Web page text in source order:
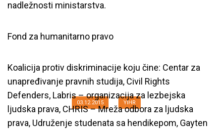
Povući diskriminatoran Nacrt
rata
03.12.2015 YIHR
nadležnosti ministarstva.
Fond za humanitarno pravo
Koalicija protiv diskriminacije koju čine: Centar za
unapređivanje pravnih studija, Civil Rights
Defenders, Labris – organizacija za lezbejska
ljudska prava, CHRIS – Mreža odbora za ljudska
prava, Udruženje studenata sa hendikepom, Gayten